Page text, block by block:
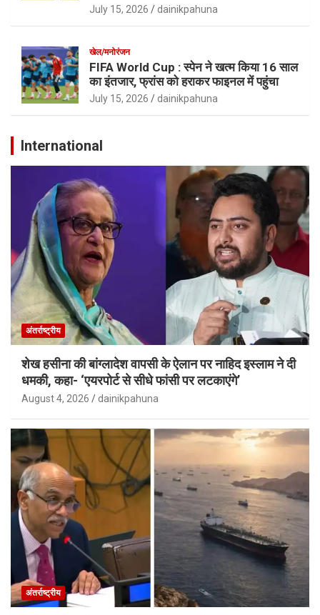
July 15, 2026 dainikpahuna
खेल/मनोरंजन
FIFA World Cup : स्पेन ने खत्म किया 16 साल
का इंतजार, फ्रांस को हराकर फाइनल में पहुंचा
July 15, 2026 dainikpahuna
International
अंतर्राष्ट्रीय
शेख हसीना की बांग्लादेश वापसी के ऐलान पर नाहिद इस्लाम ने दी
धमकी, कहा- ‘एयरपोर्ट से सीधे फांसी पर लटकाएंगे’
August 4, 2026 dainikpahuna
अंतर्राष्ट्रीय